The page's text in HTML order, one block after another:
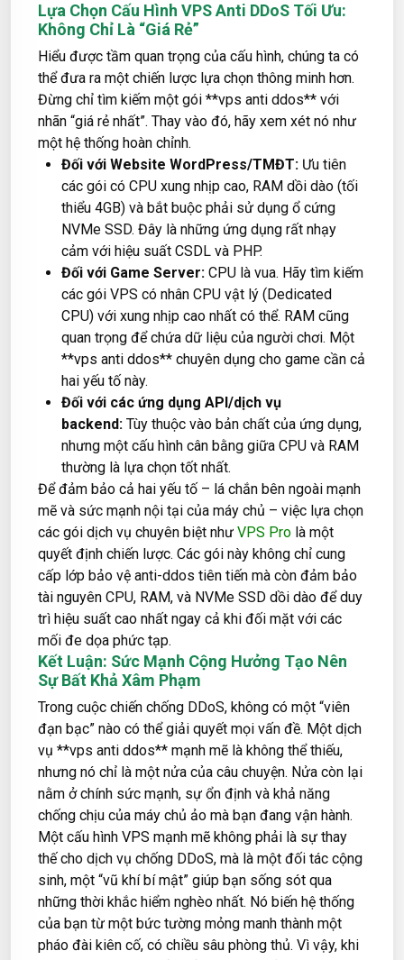
Lựa Chọn Cấu Hình VPS Anti DDoS Tối Ưu:
Không Chỉ Là “Giá Rẻ”
Hiểu được tầm quan trọng của cấu hình, chúng ta có
thể đưa ra một chiến lược lựa chọn thông minh hơn.
Đừng chỉ tìm kiếm một gói **vps anti ddos** với
nhãn “giá rẻ nhất”. Thay vào đó, hãy xem xét nó như
một hệ thống hoàn chỉnh.
Đối với Website WordPress/TMĐT:Ưu tiên
các gói có CPU xung nhịp cao, RAM dồi dào (tối
thiểu 4GB) và bắt buộc phải sử dụng ổ cứng
NVMe SSD. Đây là những ứng dụng rất nhạy
cảm với hiệu suất CSDL và PHP.
Đối với Game Server:CPU là vua. Hãy tìm kiếm
các gói VPS có nhân CPU vật lý (Dedicated
CPU) với xung nhịp cao nhất có thể. RAM cũng
quan trọng để chứa dữ liệu của người chơi. Một
**vps anti ddos** chuyên dụng cho game cần cả
hai yếu tố này.
Đối với các ứng dụng API/dịch vụ
backend:Tùy thuộc vào bản chất của ứng dụng,
nhưng một cấu hình cân bằng giữa CPU và RAM
thường là lựa chọn tốt nhất.
Để đảm bảo cả hai yếu tố – lá chắn bên ngoài mạnh
mẽ và sức mạnh nội tại của máy chủ – việc lựa chọn
các gói dịch vụ chuyên biệt như VPS Pro là một
quyết định chiến lược. Các gói này không chỉ cung
cấp lớp bảo vệ anti-ddos tiên tiến mà còn đảm bảo
tài nguyên CPU, RAM, và NVMe SSD dồi dào để duy
trì hiệu suất cao nhất ngay cả khi đối mặt với các
mối đe dọa phức tạp.
Kết Luận: Sức Mạnh Cộng Hưởng Tạo Nên
Sự Bất Khả Xâm Phạm
Trong cuộc chiến chống DDoS, không có một “viên
đạn bạc” nào có thể giải quyết mọi vấn đề. Một dịch
vụ **vps anti ddos** mạnh mẽ là không thể thiếu,
nhưng nó chỉ là một nửa của câu chuyện. Nửa còn lại
nằm ở chính sức mạnh, sự ổn định và khả năng
chống chịu của máy chủ ảo mà bạn đang vận hành.
Một cấu hình VPS mạnh mẽ không phải là sự thay
thế cho dịch vụ chống DDoS, mà là một đối tác cộng
sinh, một “vũ khí bí mật” giúp bạn sống sót qua
những thời khắc hiểm nghèo nhất. Nó biến hệ thống
của bạn từ một bức tường mỏng manh thành một
pháo đài kiên cố, có chiều sâu phòng thủ. Vì vậy, khi